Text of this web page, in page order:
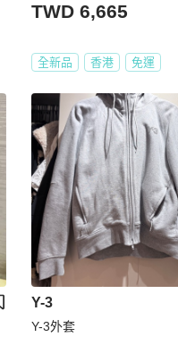
TWD 6,665
全新品 香港 免運
Y-3
Y-3外套